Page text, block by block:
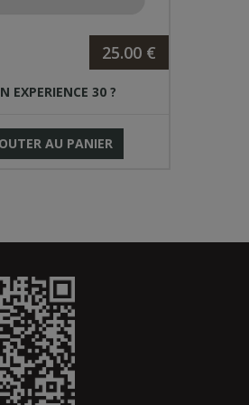
25.00 €
EXPERIENCE 30 ?
AU PANIER